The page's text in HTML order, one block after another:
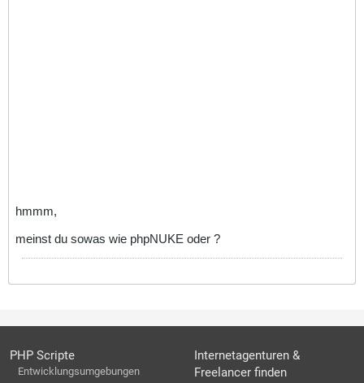
hmmm,
meinst du sowas wie phpNUKE oder ?
PHP Scripte
Entwicklungsumgebungen
Internetagenturen &
Freelancer finden